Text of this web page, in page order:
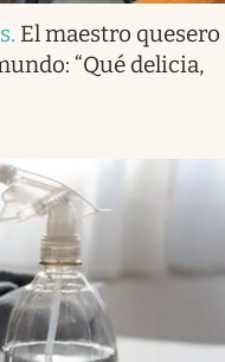
. El maestro quesero
“Qué delicia,